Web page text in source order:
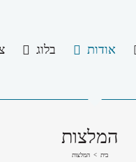
אודות בלוג
המלצות
בית > המלצות